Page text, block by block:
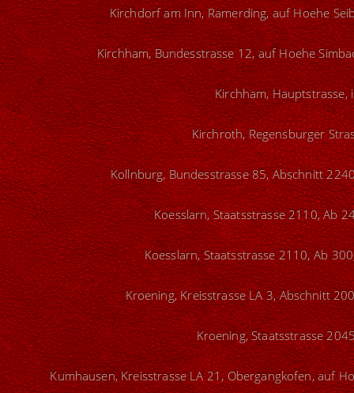
Kirchdorf am Inn, Ramerding, auf Hoehe
Kirchham, Bundesstrasse 12, auf Hoehe
Kirchham,
Kirchroth, Regensburger
Kollnburg, Bundesstrasse 85, Abschnitt
Koesslarn, Staatsstrasse 2110, Ab
Koesslarn, Staatsstrasse 2110, Ab
Kroening, Kreisstrasse LA 3, Abschnitt
Kroening, Staatsstrasse
Kumhausen, Kreisstrasse LA 21, Obergangkofen, auf